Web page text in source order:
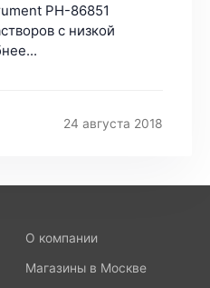
PH-86851
с низкой
24 августа 2018
О компании
Магазины в Москве